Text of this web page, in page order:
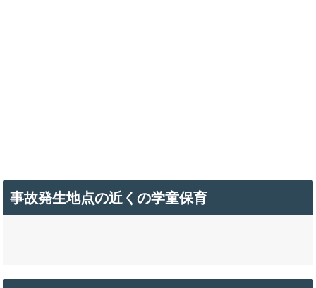
事故発生地点の近くの学童保育